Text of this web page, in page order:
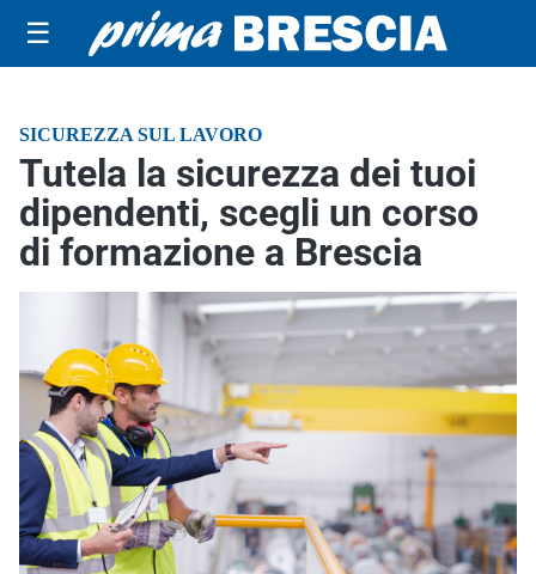
☰
SICUREZZA SUL LAVORO
Tutela la sicurezza dei tuoi
dipendenti, scegli un corso
di formazione a Brescia